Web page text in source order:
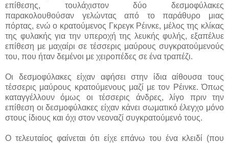
επίθεσης, τουλάχιστον δύο δεσμοφύλακες
παρακολουθούσαν γελώντας από το παράθυρο μιας
πόρτας, ενώ ο κρατούμενος Γκρεγκ Ρέινκε, μέλος της κλίκας
της φυλακής για την υπεροχή της λευκής φυλής, εξαπέλυε
επίθεση με μαχαίρι σε τέσσερις μαύρους συγκρατούμενούς
του, που ήταν δεμένοι με χειροπέδες σε ένα τραπέζι.
Οι δεσμοφύλακες είχαν αφήσει στην ίδια αίθουσα τους
τέσσερις μαύρους κρατούμενους μαζί με τον Ρέινκε. Όπως
καταγγέλλουν όμως οι τέσσερις άνδρες, λίγο πριν την
επίθεση οι δεσμοφύλακες είχαν κάνει σωματικό έλεγχο μόνο
στους ίδιους και όχι στον νεοναζί συγκρατούμενό τους.
Ο τελευταίος φαίνεται ότι είχε επάνω του ένα κλειδί (που